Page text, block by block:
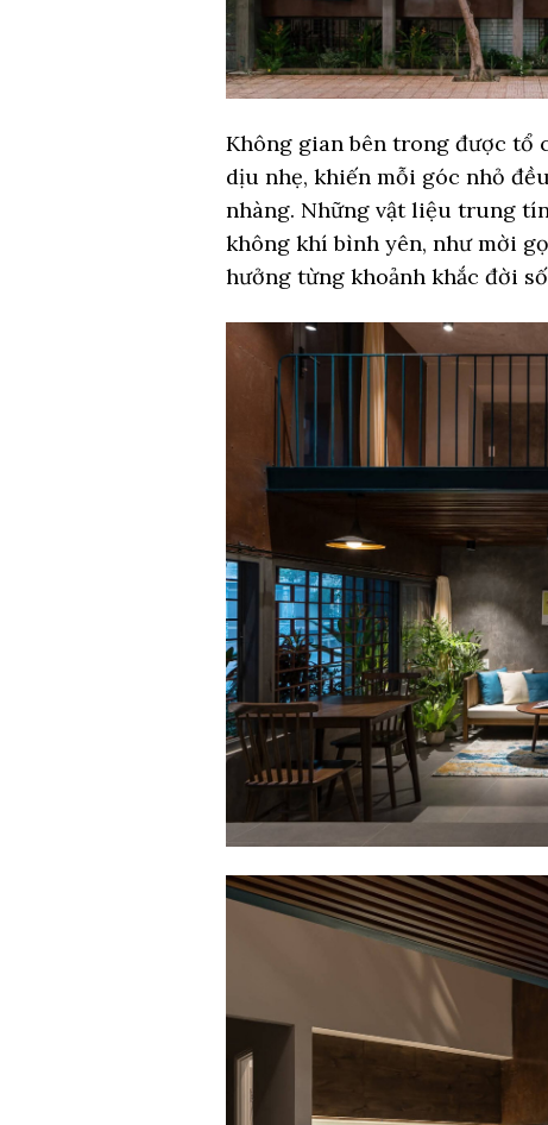
Không gian bên trong được tổ
dịu nhẹ, khiến mỗi góc nhỏ
nhàng. Những vật liệu trung
không khí bình yên, như mời
hưởng từng khoảnh khắc đời